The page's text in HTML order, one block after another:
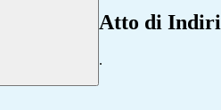
Atto di
.